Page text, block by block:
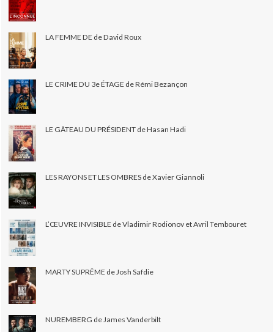
LA FEMME DE de David Roux
LE CRIME DU 3e ÉTAGE de Rémi Bezançon
LE GÂTEAU DU PRÉSIDENT de Hasan Hadi
LES RAYONS ET LES OMBRES de Xavier Giannoli
L’ŒUVRE INVISIBLE de Vladimir Rodionov et Avril Tembouret
MARTY SUPRÊME de Josh Safdie
NUREMBERG de James Vanderbilt